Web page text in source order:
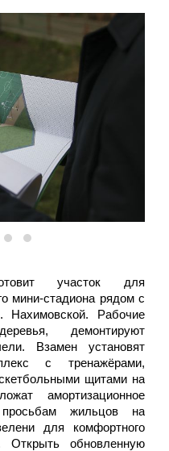
участок для
мини-стадиона рядом с
Рабочие
демонтируют
Взамен установят
с тренажёрами,
щитами на
амортизационное
жильцов на
для комфортного
обновленную